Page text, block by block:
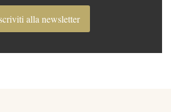
alla newsletter